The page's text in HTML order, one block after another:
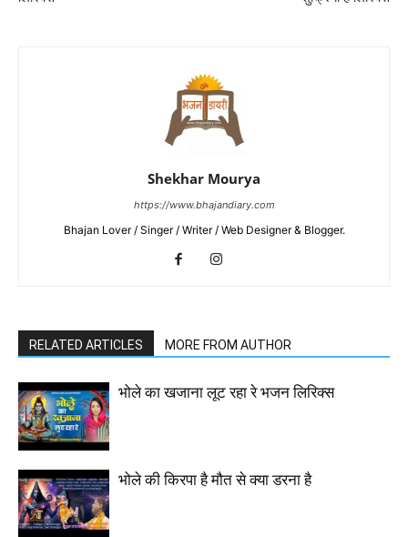
Shekhar Mourya
https://www.bhajandiary.com
Bhajan Lover / Singer / Writer / Web Designer & Blogger.
RELATED ARTICLES MORE FROM AUTHOR
भोले का खजाना लूट रहा रे भजन लिरिक्स
भोले की किरपा है मौत से क्या डरना है